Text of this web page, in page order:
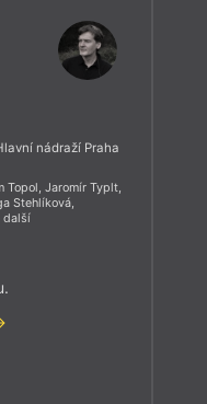
nádraží Praha
Topol, Jaromír Typlt,
Stehlíková,
další